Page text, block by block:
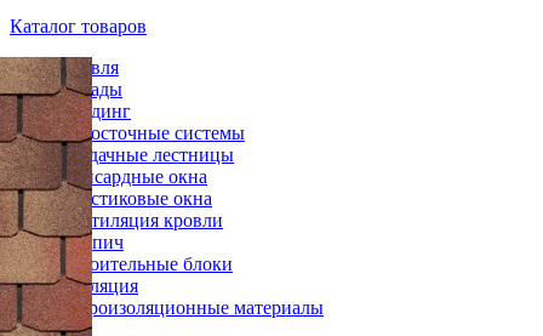
Каталог товаров
Кровля
Фасады
Сайдинг
Водосточные системы
Чердачные лестницы
Мансардные окна
Пластиковые окна
Вентиляция кровли
Кирпич
Строительные блоки
Изоляция
Гидроизоляционные материалы